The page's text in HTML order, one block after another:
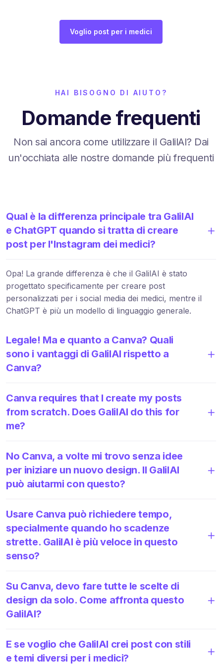
Voglio post per i medici
HAI BISOGNO DI AIUTO?
Domande frequenti
Non sai ancora come utilizzare il GalilAI? Dai
un'occhiata alle nostre domande più frequenti
Qual è la differenza principale tra GalilAI
e ChatGPT quando si tratta di creare
post per l'Instagram dei medici?
Opa! La grande differenza è che il GalilAI è stato
progettato specificamente per creare post
personalizzati per i social media dei medici, mentre il
ChatGPT è più un modello di linguaggio generale.
Legale! Ma e quanto a Canva? Quali
sono i vantaggi di GalilAI rispetto a
Canva?
Canva requires that I create my posts
from scratch. Does GalilAI do this for
me?
No Canva, a volte mi trovo senza idee
per iniziare un nuovo design. Il GalilAI
può aiutarmi con questo?
Usare Canva può richiedere tempo,
specialmente quando ho scadenze
strette. GalilAI è più veloce in questo
senso?
Su Canva, devo fare tutte le scelte di
design da solo. Come affronta questo
GalilAI?
E se voglio che GalilAI crei post con stili
e temi diversi per i medici?